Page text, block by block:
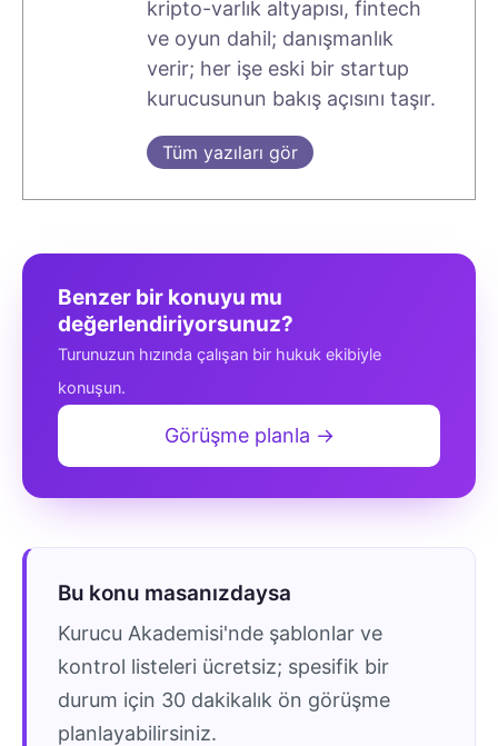
kripto-varlık altyapısı, fintech
ve oyun dahil; danışmanlık
verir; her işe eski bir startup
kurucusunun bakış açısını taşır.
Tüm yazıları gör
Benzer bir konuyu mu
değerlendiriyorsunuz?
Turunuzun hızında çalışan bir hukuk ekibiyle
konuşun.
Görüşme planla →
Bu konu masanızdaysa
Kurucu Akademisi'nde şablonlar ve
kontrol listeleri ücretsiz; spesifik bir
durum için 30 dakikalık ön görüşme
planlayabilirsiniz.